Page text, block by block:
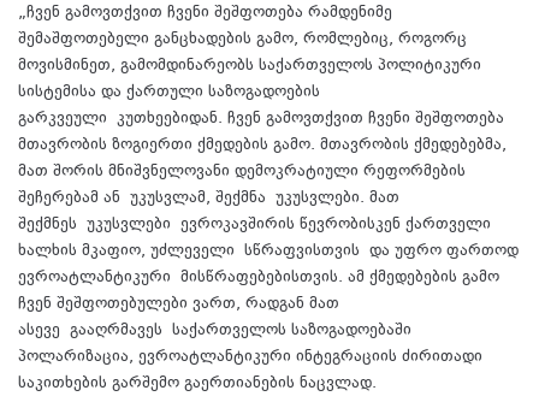
„ჩვენ გამოვთქვით ჩვენი შეშფოთება რამდენიმე
შემაშფოთებელი განცხადების გამო, რომლებიც, როგორც
მოვისმინეთ, გამომდინარეობს საქართველოს პოლიტიკური
სისტემისა და ქართული საზოგადოების
გარკვეული კუთხეებიდან. ჩვენ გამოვთქვით ჩვენი შეშფოთება
მთავრობის ზოგიერთი ქმედების გამო. მთავრობის ქმედებებმა,
მათ შორის მნიშვნელოვანი დემოკრატიული რეფორმების
შეჩერებამ ან უკუსვლამ, შექმნა უკუსვლები. მათ
შექმნეს უკუსვლები ევროკავშირის წევრობისკენ ქართველი
ხალხის მკაფიო, უძლეველი სწრაფვისთვის და უფრო ფართოდ
ევროატლანტიკური მისწრაფებებისთვის. ამ ქმედებების გამო
ჩვენ შეშფოთებულები ვართ, რადგან მათ
ასევე გააღრმავეს საქართველოს საზოგადოებაში
პოლარიზაცია, ევროატლანტიკური ინტეგრაციის ძირითადი
საკითხების გარშემო გაერთიანების ნაცვლად.